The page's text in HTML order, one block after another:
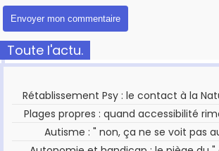
Toute l'actu.
Rétablissement Psy : le contact à la
Plages propres : quand accessibilité
Autisme : " non, ça ne se voit pas